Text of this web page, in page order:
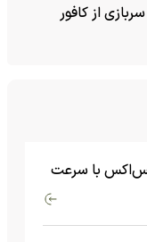
از کافور
اسپیس‌اکس با سرعت